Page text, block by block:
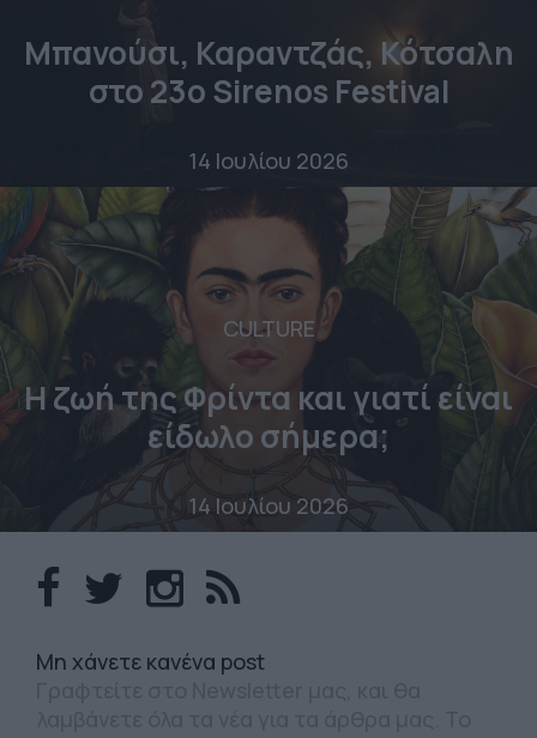
Μπανούσι, Καραντζάς, Κότσαλη
στο 23o Sirenos Festival
14 Ιουλίου 2026
CULTURE
Η ζωή της Φρίντα και γιατί είναι
είδωλο σήμερα;
14 Ιουλίου 2026
Mη χάνετε κανένα post